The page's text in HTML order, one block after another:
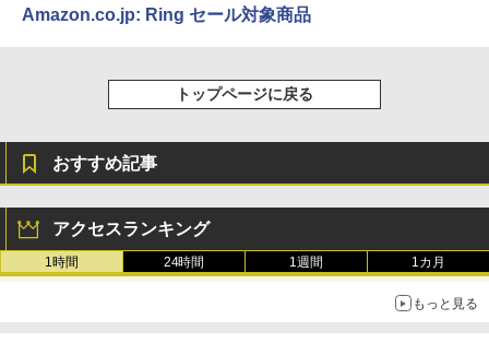
Amazon.co.jp: Ring セール対象商品
トップページに戻る
おすすめ記事
アクセスランキング
1時間 24時間 1週間 1カ月
もっと見る